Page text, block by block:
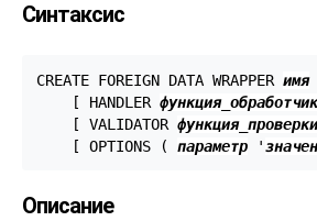
Синтаксис
CREATE FOREIGN DATA WRAPPER имя
    [ HANDLER
функция_обработчик
    [ VALIDATOR
функция_проверки
    [ OPTIONS (
параметр '
Описание